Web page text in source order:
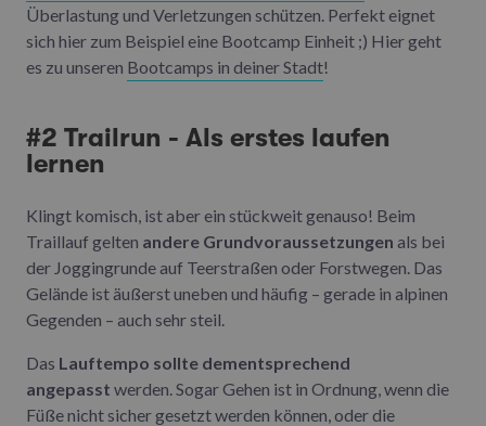
Überlastung und Verletzungen schützen. Perfekt eignet
sich hier zum Beispiel eine Bootcamp Einheit ;) Hier geht
es zu unseren Bootcamps in deiner Stadt!
#2 Trailrun - Als erstes laufen
lernen
Klingt komisch, ist aber ein stückweit genauso! Beim
Traillauf gelten andere Grundvoraussetzungen als bei
der Joggingrunde auf Teerstraßen oder Forstwegen. Das
Gelände ist äußerst uneben und häufig – gerade in alpinen
Gegenden – auch sehr steil.
Das Lauftempo sollte dementsprechend
angepasst werden. Sogar Gehen ist in Ordnung, wenn die
Füße nicht sicher gesetzt werden können, oder die